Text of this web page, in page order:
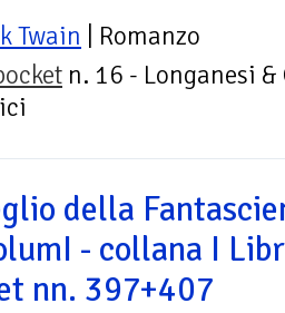
Twain | Romanzo
n. 16 - Longanesi &
della
- collana I
nn. 397+407